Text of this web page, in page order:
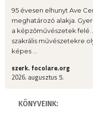
95 évesen elhunyt Ave
meghatározó alakja.
a képzőművészetek felé.
szakrális művészetekre
képes ...
szerk. focolare.org
2026. augusztus 5.
KÖNYVEINK: